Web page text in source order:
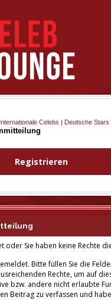
Celebs | Deutsche Stars
Registrieren
oder Sie haben keine Rechte
Bitte füllen Sie die
Rechte, um auf
bzw. andere nicht erlaubte
Beitrag zu verfassen und